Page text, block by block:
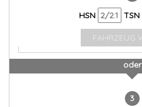
HSN
TSN
FAHRZEUG
oder
3